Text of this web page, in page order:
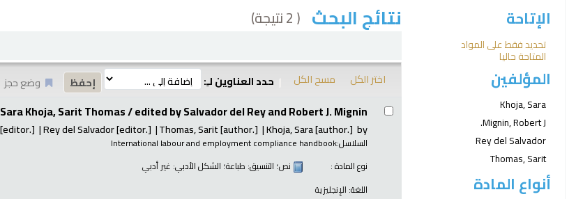
الإتاحة
تحديد فقط على المواد
المتاحة حاليا
المؤلفين
Khoja, Sara
Mignin, Robert J.
Rey del Salvador
Thomas, Sarit
أنواع المادة
نتائج البحث ( 2 نتيجة)
اختر الكل مسح الكل حدد العناوين لـِ: وضع حجز
نتائج Khoja, Sarit Thomas /edited by Salvador del Rey and Robert J. Mignin.
by
Khoja, Sara[author.]
Thomas, Sarit[author.]
Rey del Salvador[editor.]
[editor.]
السلاسل:International labour and employment compliance handbook
نوع المادة :
نص؛ التنسيق: طباعة؛ الشكل الأدبي: غير أدبي
اللغة: الإنجليزية